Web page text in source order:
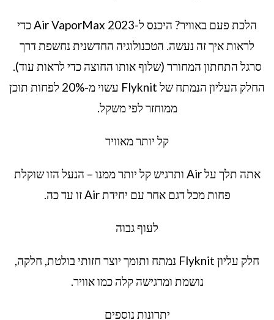
הלכת פעם באוויר? היכנס ל-Air VaporMax 2023 כדי
לראות איך זה נעשה. הטכנולוגיה החדשנית נחשפת דרך
סרגל התחתון המחורר (שלוף אותו החוצה כדי לראות עוד).
החלק העליון הנמתח של Flyknit עשוי מ-20% לפחות תוכן
ממוחזר לפי משקל.
קל יותר מאוויר
אתה תלך על Air ותרגיש קל יותר ממנו – הנעל הזו שוקלת
פחות מכל דגם אחר עם יחידת Air זו עד כה.
לעוף גבוה
חלק עליון Flyknit נמתח ותומך יוצר חזותי בולטת, חלקה,
נושמת ומרגישה קלה כמו אוויר.
יתרונות נוספים